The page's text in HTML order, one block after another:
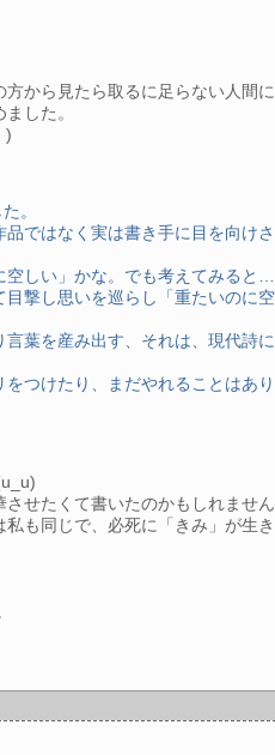
から見たら取るに足らない人間
した。
)
。
ではなく実は書き手に目を向け
しい」かな。でも考えてみる
撃し思いを巡らし「重たいのに
葉を産み出す、それは、現代詩
をつけたり、まだやれることはあ
せたくて書いたのかもしれません
も同じで、必死に「きみ」が生